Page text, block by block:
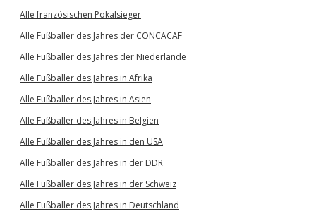
Alle französischen Pokalsieger
Alle Fußballer des Jahres der CONCACAF
Alle Fußballer des Jahres der Niederlande
Alle Fußballer des Jahres in Afrika
Alle Fußballer des Jahres in Asien
Alle Fußballer des Jahres in Belgien
Alle Fußballer des Jahres in den USA
Alle Fußballer des Jahres in der DDR
Alle Fußballer des Jahres in der Schweiz
Alle Fußballer des Jahres in Deutschland